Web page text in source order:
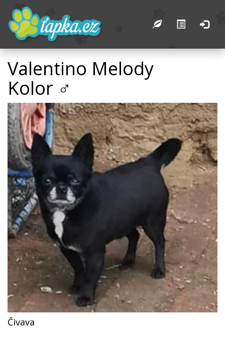
Valentino Melody
Kolor ♂
Čivava